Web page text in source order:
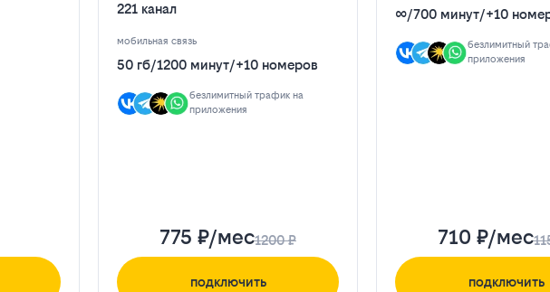
221 канал
мобильная связь
50 гб/1200 минут/+10 номеров
безлимитный трафик на
приложения
775 ₽/мес1200 ₽
подключить
∞/700 минут/+10
безлимитный
приложения
710 ₽/мес
подключить